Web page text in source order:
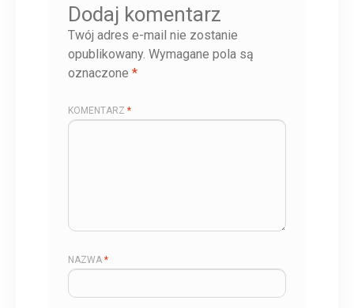
Dodaj komentarz
Twój adres e-mail nie zostanie
opublikowany. Wymagane pola są
oznaczone *
KOMENTARZ *
NAZWA *